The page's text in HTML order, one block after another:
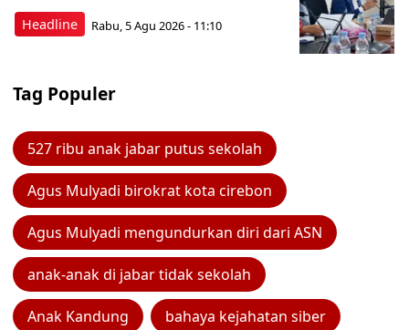
Headline Rabu, 5 Agu 2026 - 11:10
Tag Populer
527 ribu anak jabar putus sekolah
Agus Mulyadi birokrat kota cirebon
Agus Mulyadi mengundurkan diri dari ASN
anak-anak di jabar tidak sekolah
Anak Kandung bahaya kejahatan siber